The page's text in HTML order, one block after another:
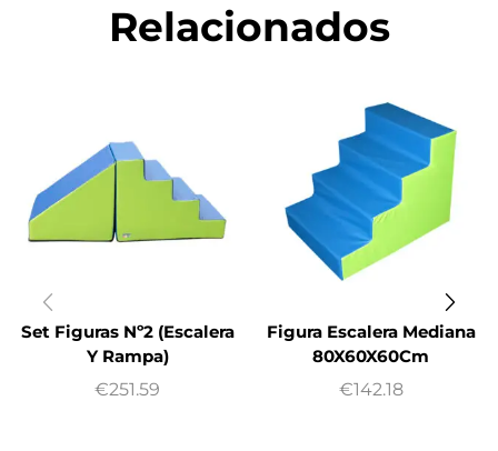
Relacionados
Set Figuras Nº2 (Escalera
Y Rampa)
€251.59
Figura Escalera Mediana
80X60X60Cm
€142.18